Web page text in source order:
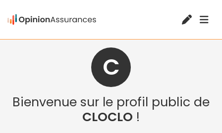
C
Bienvenue sur le profil public de
CLOCLO !